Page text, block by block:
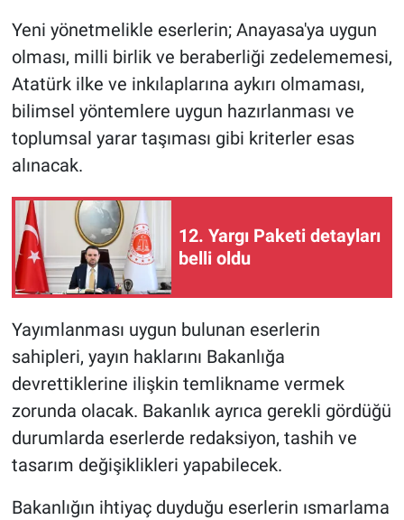
Yeni yönetmelikle eserlerin; Anayasa'ya uygun
olması, milli birlik ve beraberliği zedelememesi,
Atatürk ilke ve inkılaplarına aykırı olmaması,
bilimsel yöntemlere uygun hazırlanması ve
toplumsal yarar taşıması gibi kriterler esas
alınacak.
12. Yargı Paketi detayları
belli oldu
Yayımlanması uygun bulunan eserlerin
sahipleri, yayın haklarını Bakanlığa
devrettiklerine ilişkin temlikname vermek
zorunda olacak. Bakanlık ayrıca gerekli gördüğü
durumlarda eserlerde redaksiyon, tashih ve
tasarım değişiklikleri yapabilecek.
Bakanlığın ihtiyaç duyduğu eserlerin ısmarlama